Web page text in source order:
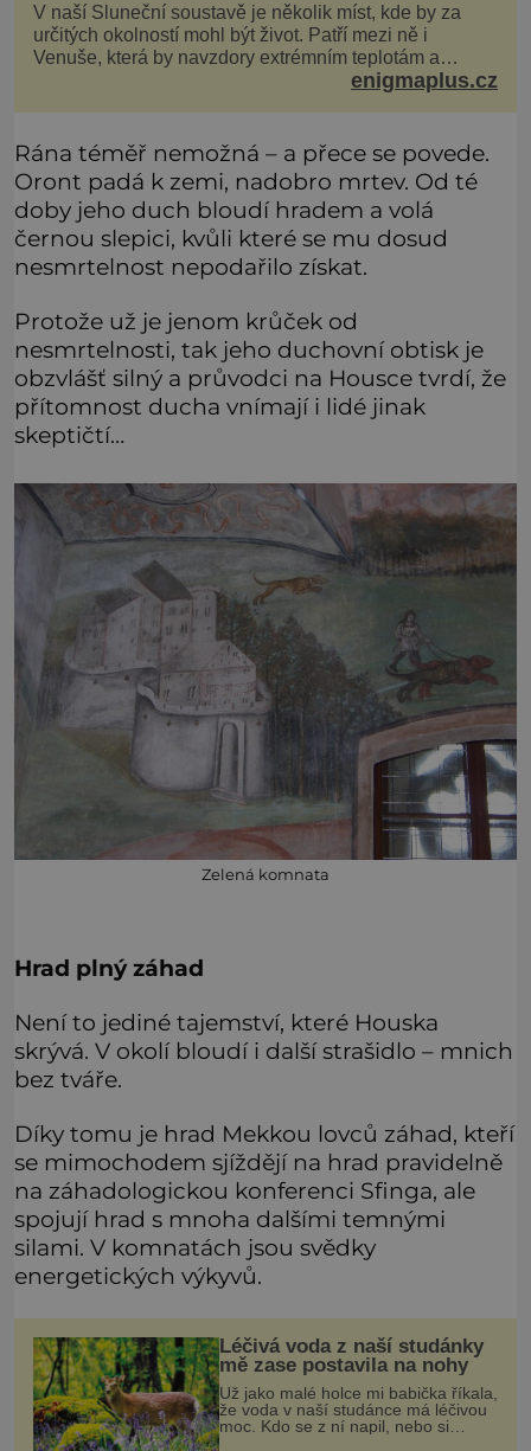
V naší Sluneční soustavě je několik míst, kde by za
určitých okolností mohl být život. Patří mezi ně i
Venuše, která by navzdory extrémním teplotám a
smrtícímu složení atmosféry teoreticky mohla ukrývat
enigmaplus.cz
Rána téměř nemožná – a přece se povede.
Oront padá k zemi, nadobro mrtev. Od té
doby jeho duch bloudí hradem a volá
černou slepici, kvůli které se mu dosud
nesmrtelnost nepodařilo získat.
Protože už je jenom krůček od
nesmrtelnosti, tak jeho duchovní obtisk je
obzvlášť silný a průvodci na Housce tvrdí, že
přítomnost ducha vnímají i lidé jinak
skeptičtí…
Zelená komnata
Hrad plný záhad
Není to jediné tajemství, které Houska
skrývá. V okolí bloudí i další strašidlo – mnich
bez tváře.
Díky tomu je hrad Mekkou lovců záhad, kteří
se mimochodem sjíždějí na hrad pravidelně
na záhadologickou konferenci Sfinga, ale
spojují hrad s mnoha dalšími temnými
silami. V komnatách jsou svědky
energetických výkyvů.
Léčivá voda z naší studánky
mě zase postavila na nohy
Už jako malé holce mi babička říkala,
že voda v naší studánce má léčivou
moc. Kdo se z ní napil, nebo si
natrhal bylinky kolem, tomu se